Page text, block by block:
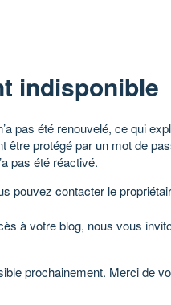
indisponible
pas été renouvelé, ce qui
être protégé par un mot de
pas été réactivé.
pouvez contacter le
à votre blog, nous vous
prochainement. Merci de